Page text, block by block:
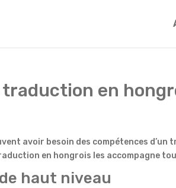
en
avoir besoin des compétences
en hongrois les accompagne
haut niveau